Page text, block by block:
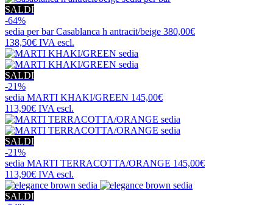
SALDI
-64%
sedia per barCasablanca h antracit/beige 380,00€
138,50€ IVA escl.
SALDI
-21%
sedia MARTI KHAKI/GREEN 145,00€
113,90€ IVA escl.
SALDI
-21%
sedia MARTI TERRACOTTA/ORANGE 145,00€
113,90€ IVA escl.
SALDI